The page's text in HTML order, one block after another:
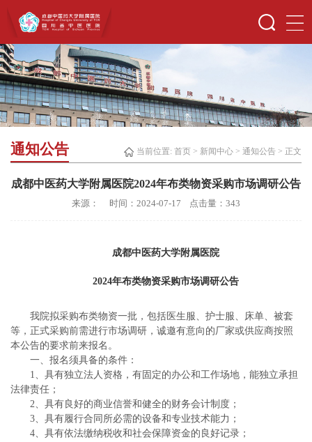
当前位置: 首页 > 新闻中心 > 通知公告 > 正文
通知公告
成都中医药大学附属医院2024年布类物资采购市场调研公告
来源： 时间：2024-07-17 点击量： 343
成都中医药大学附属医院
2024年布类物资采购市场调研公告
我院拟采购布类物资一批，包括医生服、护士服、床单、被套
等，正式采购前需进行市场调研，诚邀有意向的厂家或供应商按照
本公告的要求前来报名。
一、报名须具备的条件：
1、具有独立法人资格，有固定的办公和工作场地，能独立承担
法律责任；
2、具有良好的商业信誉和健全的财务会计制度；
3、具有履行合同所必需的设备和专业技术能力；
4、具有依法缴纳税收和社会保障资金的良好记录；